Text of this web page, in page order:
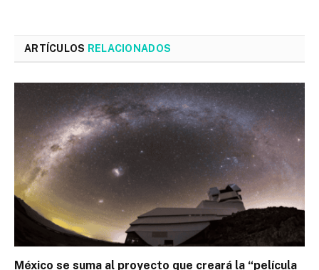
ARTÍCULOS RELACIONADOS
México se suma al proyecto que creará la “película